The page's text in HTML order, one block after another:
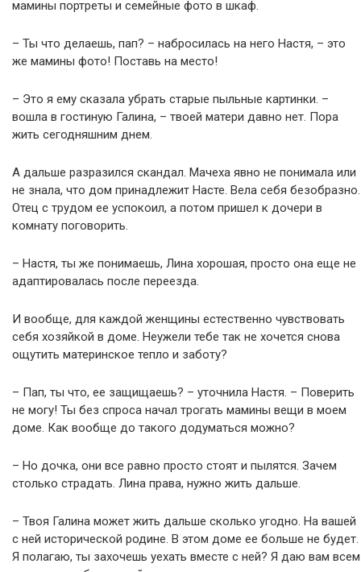
мамины портреты и семейные фото в шкаф.
– Ты что делаешь, пап? – набросилась на него Настя, – это
же мамины фото! Поставь на место!
– Это я ему сказала убрать старые пыльные картинки. –
вошла в гостиную Галина, – твоей матери давно нет. Пора
жить сегодняшним днем.
А дальше разразился скандал. Мачеха явно не понимала или
не знала, что дом принадлежит Насте. Вела себя безобразно.
Отец с трудом ее успокоил, а потом пришел к дочери в
комнату поговорить.
– Настя, ты же понимаешь, Лина хорошая, просто она еще не
адаптировалась после переезда.
И вообще, для каждой женщины естественно чувствовать
себя хозяйкой в доме. Неужели тебе так не хочется снова
ощутить материнское тепло и заботу?
– Пап, ты что, ее защищаешь? – уточнила Настя. – Поверить
не могу! Ты без спроса начал трогать мамины вещи в моем
доме. Как вообще до такого додуматься можно?
– Но дочка, они все равно просто стоят и пылятся. Зачем
столько страдать. Лина права, нужно жить дальше.
– Твоя Галина может жить дальше сколько угодно. На вашей
с ней исторической родине. В этом доме ее больше не будет.
Я полагаю, ты захочешь уехать вместе с ней? Я даю вам всем